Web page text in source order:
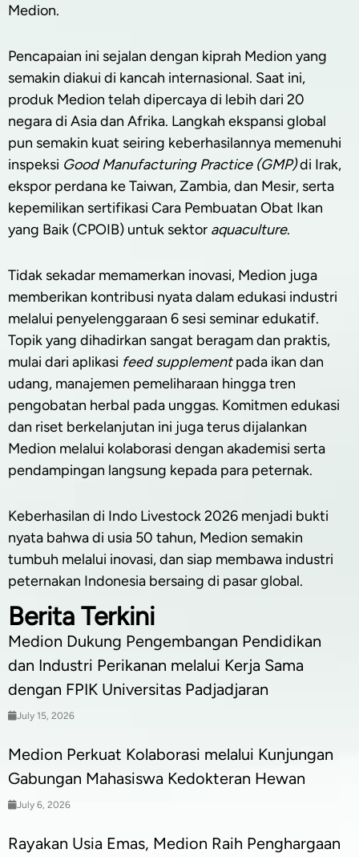
Berita Terkini
Medion Dukung Pengembangan Pendidikan
dan Industri Perikanan melalui Kerja Sama
dengan FPIK Universitas Padjadjaran
July 15, 2026
Medion Perkuat Kolaborasi melalui Kunjungan
Gabungan Mahasiswa Kedokteran Hewan
July 6, 2026
Rayakan Usia Emas, Medion Raih Penghargaan
Medion.
Pencapaian ini sejalan dengan kiprah Medion yang
semakin diakui di kancah internasional. Saat ini,
produk Medion telah dipercaya di lebih dari 20
negara di Asia dan Afrika. Langkah ekspansi global
pun semakin kuat seiring keberhasilannya memenuhi
inspeksi Good Manufacturing Practice (GMP)di Irak,
ekspor perdana ke Taiwan, Zambia, dan Mesir, serta
kepemilikan sertifikasi Cara Pembuatan Obat Ikan
yang Baik (CPOIB) untuk sektor aquaculture.
Tidak sekadar memamerkan inovasi, Medion juga
memberikan kontribusi nyata dalam edukasi industri
melalui penyelenggaraan 6 sesi seminar edukatif.
Topik yang dihadirkan sangat beragam dan praktis,
mulai dari aplikasi feed supplementpada ikan dan
udang, manajemen pemeliharaan hingga tren
pengobatan herbal pada unggas. Komitmen edukasi
dan riset berkelanjutan ini juga terus dijalankan
Medion melalui kolaborasi dengan akademisi serta
pendampingan langsung kepada para peternak.
Keberhasilan di Indo Livestock 2026 menjadi bukti
nyata bahwa di usia 50 tahun, Medion semakin
tumbuh melalui inovasi, dan siap membawa industri
peternakan Indonesia bersaing di pasar global.